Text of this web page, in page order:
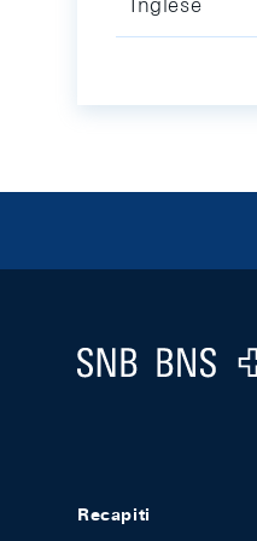
Inglese
Logo
Recapiti